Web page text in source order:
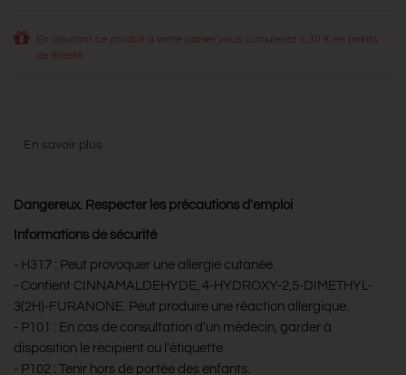
En ajoutant ce produit à votre panier vous cumulerez 1,30 € en points
de fidélité.
en savoir plus
Dangereux. Respecter les précautions d'emploi
Informations de sécurité
- H317 : Peut provoquer une allergie cutanée.
- Contient CINNAMALDEHYDE, 4-HYDROXY-2,5-DIMETHYL-
3(2H)-FURANONE. Peut produire une réaction allergique.
- P101 : En cas de consultation d'un médecin, garder à
disposition le récipient ou l'étiquette.
- P102 : Tenir hors de portée des enfants.